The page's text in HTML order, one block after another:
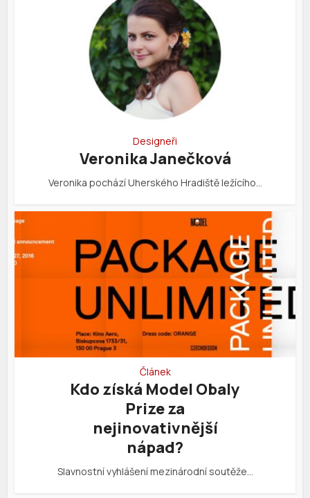
Designeři
Veronika Janečková
Veronika pochází Uherského Hradiště ležícího…
Článek
Kdo získá Model Obaly
Prize za
nejinovativnější
nápad?
Slavnostní vyhlášení mezinárodní soutěže…